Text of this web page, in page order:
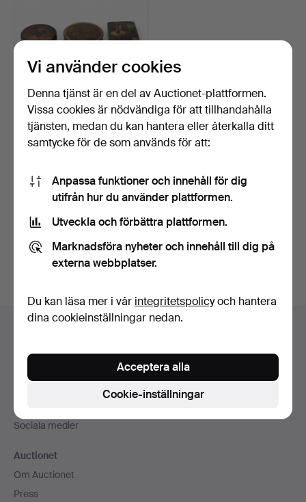
Dosor. 3 st, 1800-tal.
8 dagar
106 USD
Du kan också söka ivårt arkiv med avslutade auktioner
Sidfotsnavigation
Sociala medier
Auctionet
Om Auctionet
Press
Vi använder cookies
Denna tjänst är en del av Auctionet-plattformen.
Vissa cookies är nödvändiga för att tillhandahålla
tjänsten, medan du kan hantera eller återkalla ditt
samtycke för de som används för att:
Anpassa funktioner och innehåll för dig
utifrån hur du använder plattformen.
Utveckla och förbättra plattformen.
Marknadsföra nyheter och innehåll till dig på
externa webbplatser.
Du kan läsa mer i vår integritetspolicyoch hantera
dina cookieinställningar nedan.
Cookie-inställningar
Acceptera alla